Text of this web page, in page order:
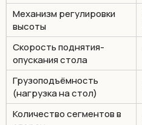
Механизм регулировки
высоты
Cкорость поднятия-
опускания стола
Грузоподъёмность
(нагрузка на стол)
Количество сегментов в